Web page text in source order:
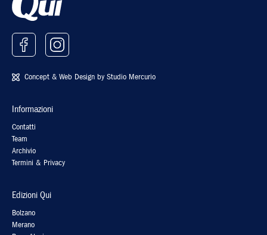
Concept & Web Design by Studio Mercurio
Informazioni
Contatti
Team
Archivio
Termini & Privacy
Edizioni Qui
Bolzano
Merano